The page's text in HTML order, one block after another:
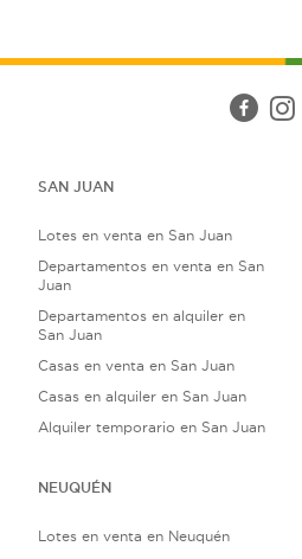
SAN JUAN
Lotes en venta en San Juan
Departamentos en venta en San
Juan
Departamentos en alquiler en
San Juan
Casas en venta en San Juan
Casas en alquiler en San Juan
Alquiler temporario en San Juan
NEUQUÉN
Lotes en venta en Neuquén